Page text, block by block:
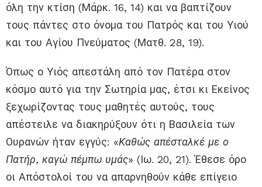
όλη την κτίση (Μάρκ. 16, 14) και να βαπτίζουν
τους πάντες στο όνομα του Πατρός και του Υιού
και του Αγίου Πνεύματος (Ματθ. 28, 19).
Όπως ο Υιός απεστάλη από τον Πατέρα στον
κόσμο αυτό για την Σωτηρία μας, έτσι κι Εκείνος
ξεχωρίζοντας τους μαθητές αυτούς, τους
απέστειλε να διακηρύξουν ότι η Βασιλεία των
Ουρανών ήταν εγγύς: «Καθώς απέσταλκέ με ο
Πατήρ, καγώ πέμπω υμάς» (Ιω. 20, 21). Έθεσε όρο
οι Απόστολοί του να απαρνηθούν κάθε επίγειο